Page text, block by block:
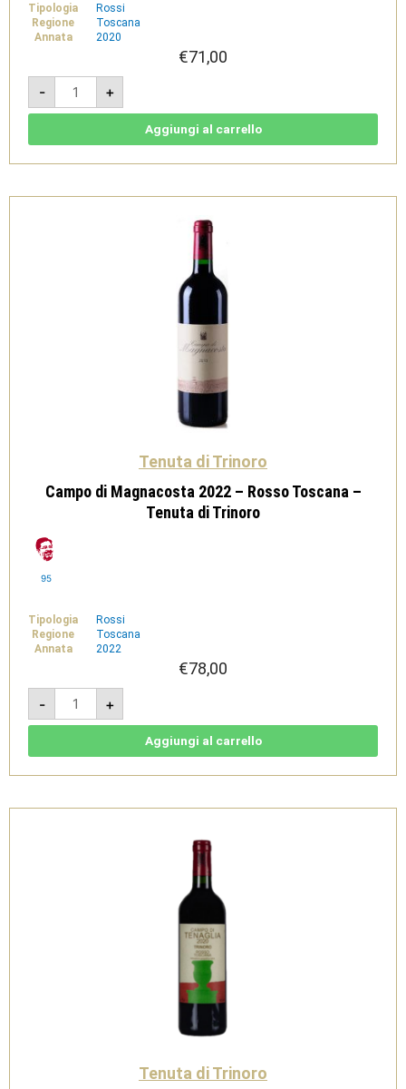
Tipologia
Rossi
Regione
Toscana
Annata
2020
€71,00
-
Campo
Camagi
2020
Rosso
di
+
Aggiungi al carrello
Tenuta di Trinoro
Campo di Magnacosta 2022 – Rosso Toscana –
Tenuta di Trinoro
95
Tipologia
Rossi
Regione
Toscana
Annata
2022
€78,00
-
Campo
Magnacosta
2022
-
Trinoro
+
Aggiungi al carrello
Tenuta di Trinoro